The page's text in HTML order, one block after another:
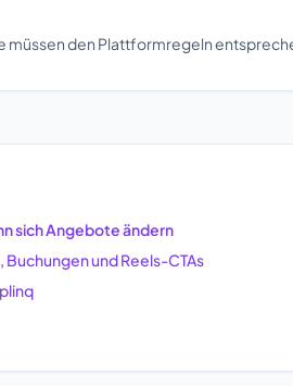
müssen den Plattformregeln
sich Angebote ändern
Buchungen und Reels-CTAs